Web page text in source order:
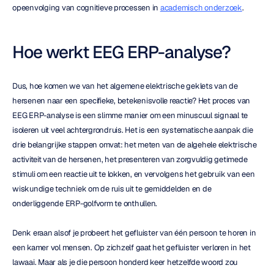
opeenvolging van cognitieve processen in academisch onderzoek.
Hoe werkt EEG ERP-analyse?
Dus, hoe komen we van het algemene elektrische geklets van de
hersenen naar een specifieke, betekenisvolle reactie? Het proces van
EEG ERP-analyse is een slimme manier om een minuscuul signaal te
isoleren uit veel achtergrondruis. Het is een systematische aanpak die
drie belangrijke stappen omvat: het meten van de algehele elektrische
activiteit van de hersenen, het presenteren van zorgvuldig getimede
stimuli om een reactie uit te lokken, en vervolgens het gebruik van een
wiskundige techniek om de ruis uit te gemiddelden en de
onderliggende ERP-golfvorm te onthullen.
Denk eraan alsof je probeert het gefluister van één persoon te horen in
een kamer vol mensen. Op zichzelf gaat het gefluister verloren in het
lawaai. Maar als je die persoon honderd keer hetzelfde woord zou